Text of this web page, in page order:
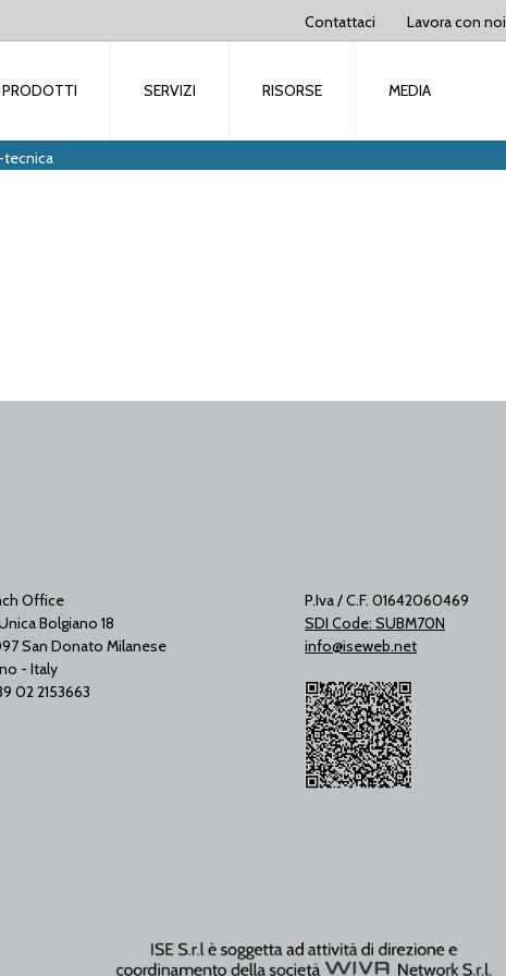
Contattaci Lavora con noi
PRODOTTI SERVIZI RISORSE MEDIA
Office
Bolgiano 18
San Donato Milanese
- Italy
02 2153663
P.Iva / C.F. 01642060469
SDI Code: SUBM70N
info@iseweb.net